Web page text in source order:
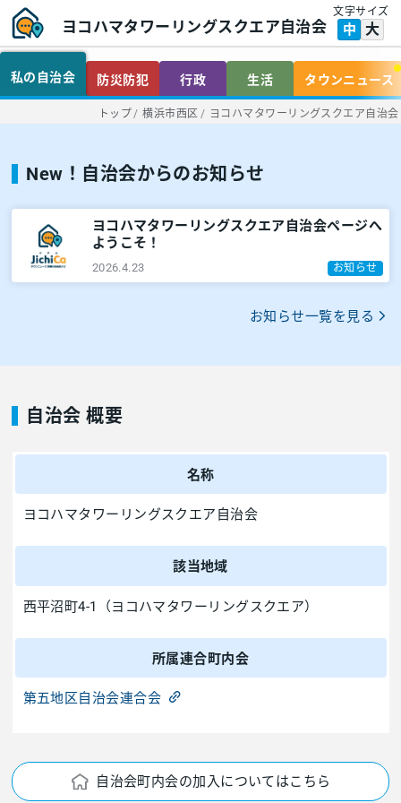
ヨコハマタワーリングスクエア自治会
文字サイズ
中 大
私の自治会 防災防犯 行政 生活 タウンニュース
トップ / 横浜市西区 / ヨコハマタワーリングスクエア自治会
New！自治会からのお知らせ
ヨコハマタワーリングスクエア自治会ページへ
ようこそ！
2026.4.23 お知らせ
お知らせ一覧を見る
自治会 概要
名称
ヨコハマタワーリングスクエア自治会
該当地域
西平沼町4-1（ヨコハマタワーリングスクエア）
所属連合町内会
第五地区自治会連合会
自治会町内会の加入についてはこちら